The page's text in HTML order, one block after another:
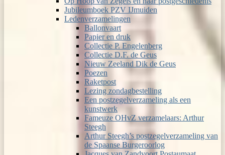
Jubileumboek PZV IJmuiden
Ledenverzamelingen
Ballonvaart
Papier en druk
Collectie P. Engelenberg
Collectie D.F. de Geus
Nieuw Zeeland Dik de Geus
Poezen
Raketpost
Lezing zondagbestelling
Een postzegelverzameling als een
kunstwerk
Fameuze OHvZ verzamelaars: Arthur
Steegh
Arthur Steegh’s postzegelverzameling van
de Spaanse Burgeroorlog